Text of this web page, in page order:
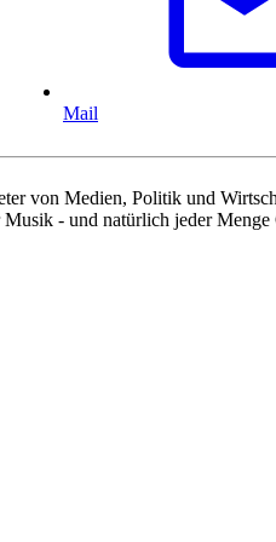
Mail
von Medien, Politik und
- und natürlich jeder